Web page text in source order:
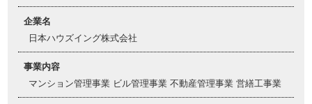
企業名
日本ハウズイング株式会社
事業内容
マンション管理事業 ビル管理事業 不動産管理事業 営繕工事業